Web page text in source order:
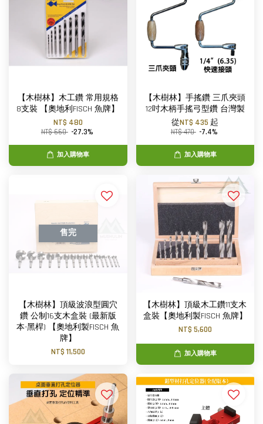
【木樹林】木工鑽 常用規格
8支裝 【奧地利FISCH 魚牌】
NT$ 480
NT$ 660 -27.3%
加入購物車
【木樹林】手搖鑽 三爪夾頭
12吋木柄手搖弓型鑽 台灣製
從NT$ 435 起
NT$ 470 -7.4%
加入購物車
售完
【木樹林】頂級波浪型圓穴
鑽 公制16支木盒裝 (最新版
本-黑桿) 【奧地利製FISCH 魚
牌】
NT$ 11,500
【木樹林】頂級木工鑽11支木
盒裝【奧地利製FISCH 魚牌】
NT$ 5,600
加入購物車